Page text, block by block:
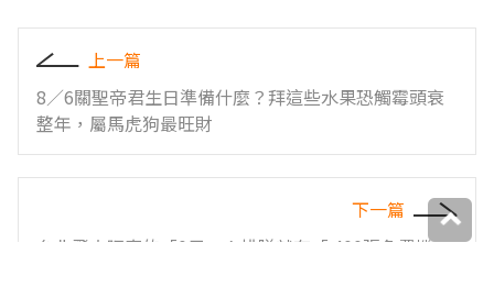
上一篇
8／6關聖帝君生日準備什麼？拜這些水果恐觸霉頭衰
整年，屬馬虎狗最旺財
下一篇
台北飛大阪真的「0元」！排隊就有「 400張免費機